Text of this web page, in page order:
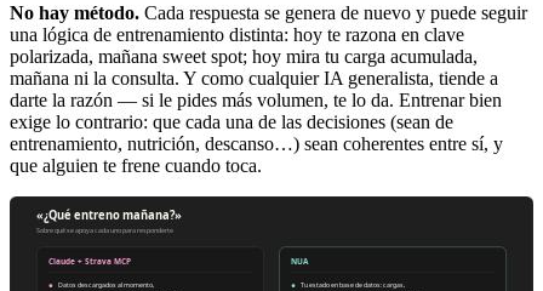
No hay método. Cada respuesta se genera de nuevo y puede seguir
una lógica de entrenamiento distinta: hoy te razona en clave
polarizada, mañana sweet spot; hoy mira tu carga acumulada,
mañana ni la consulta. Y como cualquier IA generalista, tiende a
darte la razón — si le pides más volumen, te lo da. Entrenar bien
exige lo contrario: que cada una de las decisiones (sean de
entrenamiento, nutrición, descanso…) sean coherentes entre sí, y
que alguien te frene cuando toca.